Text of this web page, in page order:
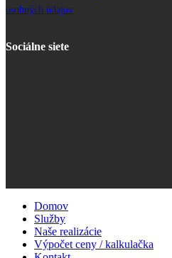
osobných údajov
Sociálne siete
Domov
Služby
Naše realizácie
Výpočet ceny / kalkulačka